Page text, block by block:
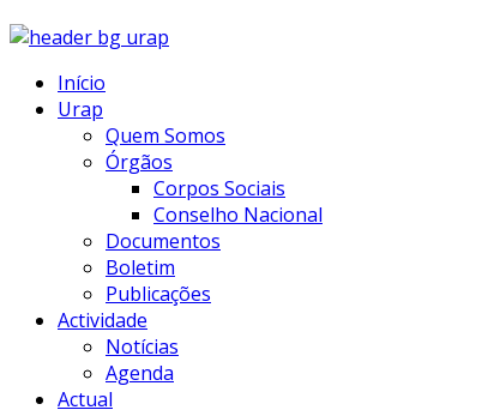
Início
Urap
Quem Somos
Órgãos
Corpos Sociais
Conselho Nacional
Documentos
Boletim
Publicações
Actividade
Notícias
Agenda
Actual